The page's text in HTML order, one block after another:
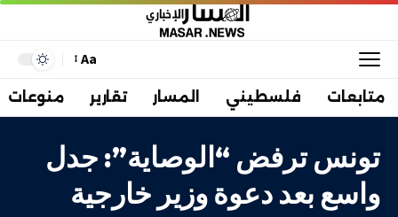
Aa
متابعات فلسطيني المسار تقارير منوعات
تونس ترفض “الوصاية”: جدل
واسع بعد دعوة وزير خارجية